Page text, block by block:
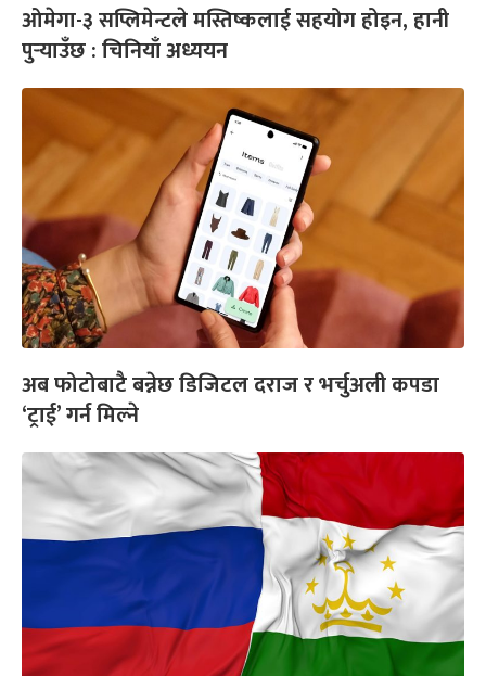
ओमेगा-३ सप्लिमेन्टले मस्तिष्कलाई सहयोग होइन, हानी
पुर्‍याउँछ : चिनियाँ अध्ययन
अब फोटोबाटै बन्नेछ डिजिटल दराज र भर्चुअली कपडा
‘ट्राई’ गर्न मिल्ने